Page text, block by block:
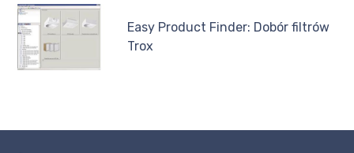
Easy Product Finder: Dobór filtrów
Trox